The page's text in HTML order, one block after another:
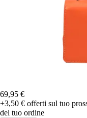
69,95 €
+3,50 € offerti sul tuo
del tuo ordine